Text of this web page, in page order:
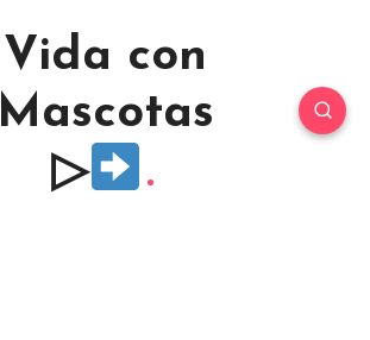
Vida con
Mascotas
▷